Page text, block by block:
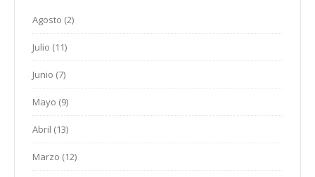
Agosto (2)
Julio (11)
Junio (7)
Mayo (9)
Abril (13)
Marzo (12)